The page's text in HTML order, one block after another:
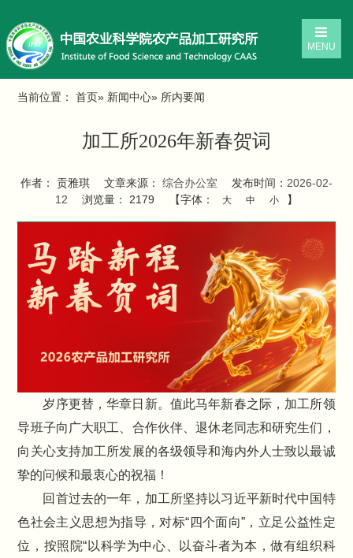
MENU
当前位置：首页» 新闻中心» 所内要闻
加工所2026年新春贺词
作者： 贡雅琪 文章来源： 综合办公室 发布时间： 2026-02-
12
浏览量： 2179 【字体： 大 中 小 】
岁序更替，华章日新。值此马年新春之际，加工所领
导班子向广大职工、合作伙伴、退休老同志和研究生们，
向关心支持加工所发展的各级领导和海内外人士致以最诚
挚的问候和最衷心的祝福！
回首过去的一年，加工所坚持以习近平新时代中国特
色社会主义思想为指导，对标“四个面向”，立足公益性定
位，按照院“以科学为中心、以奋斗者为本，做有组织科